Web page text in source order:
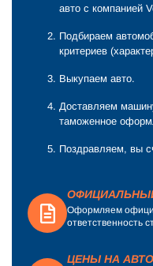
авто с компанией
Подбираем
критериев
Выкупаем авто.
Доставляем
таможенное
Поздравляем, вы
Оформляем
ответственность
ЦЕНЫ НА АВТО